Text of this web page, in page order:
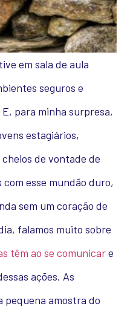
em sala de aula
seguros e
para minha surpresa,
estagiários,
de vontade de
esse mundão duro,
sem um coração de
falamos muito sobre
têm ao se comunicare
ações. As
pequena amostra do